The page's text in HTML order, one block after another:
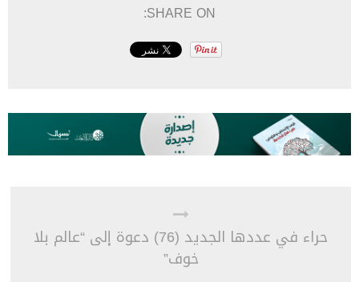
SHARE ON:
حراء في عددها الجديد (76) دعوة إلى “عالم بلا
خوف”